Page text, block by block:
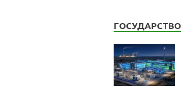
ГОСУДАРСТВО